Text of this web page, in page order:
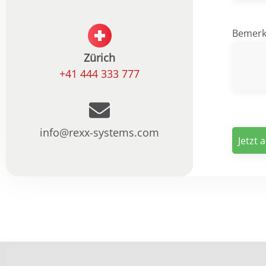
Zürich
+41 444 333 777
info@rexx-systems.com